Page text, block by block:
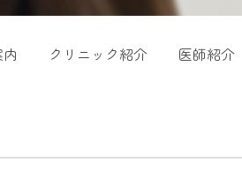
クリニック紹介 医師紹介